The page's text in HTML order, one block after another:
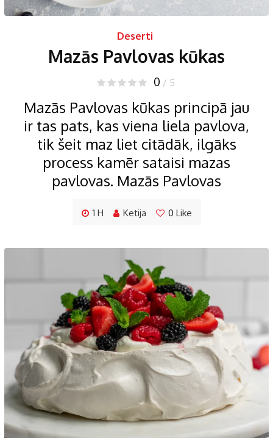
Deserti
Mazās Pavlovas kūkas
0 / 5
Mazās Pavlovas kūkas principā jau
ir tas pats, kas viena liela pavlova,
tik šeit maz liet citādāk, ilgāks
process kamēr sataisi mazas
pavlovas. Mazās Pavlovas
1 H Ketija 0 Like